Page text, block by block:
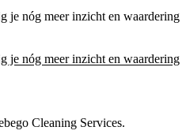
je nóg meer inzicht en waardering
je nóg meer inzicht en waardering
Cleaning Services.